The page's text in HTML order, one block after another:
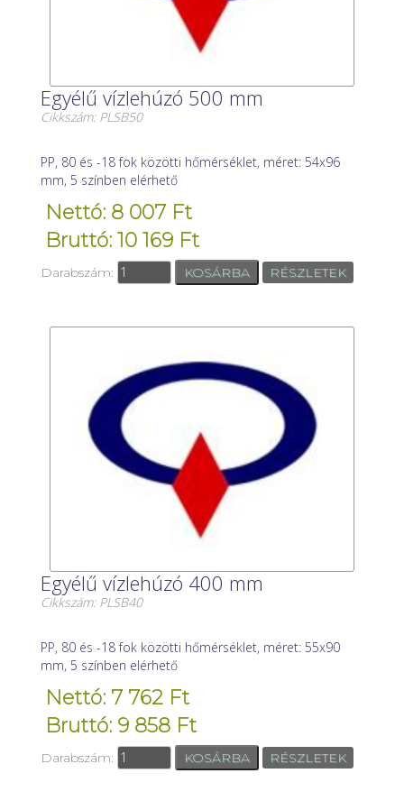
Egyélű vízlehúzó 500 mm
Cikkszám: PLSB50
PP, 80 és -18 fok közötti hőmérséklet, méret: 54x96
mm, 5 színben elérhető
Nettó: 8 007 Ft
Bruttó: 10 169 Ft
Darabszám: RÉSZLETEK
Egyélű vízlehúzó 400 mm
Cikkszám: PLSB40
PP, 80 és -18 fok közötti hőmérséklet, méret: 55x90
mm, 5 színben elérhető
Nettó: 7 762 Ft
Bruttó: 9 858 Ft
Darabszám: RÉSZLETEK